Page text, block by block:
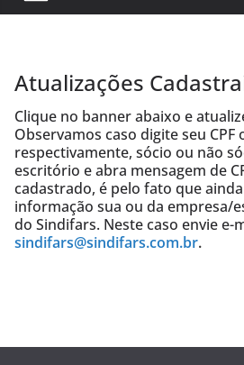
Manifesto dos
Atualizações
Clique no banner abaixo e
Observamos caso digite seu CPF
respectivamente, sócio ou não
escritório e abra mensagem de
cadastrado, é pelo fato que
informação sua ou da empresa/
do Sindifars. Neste caso envie e-
sindifars@sindifars.com.br.